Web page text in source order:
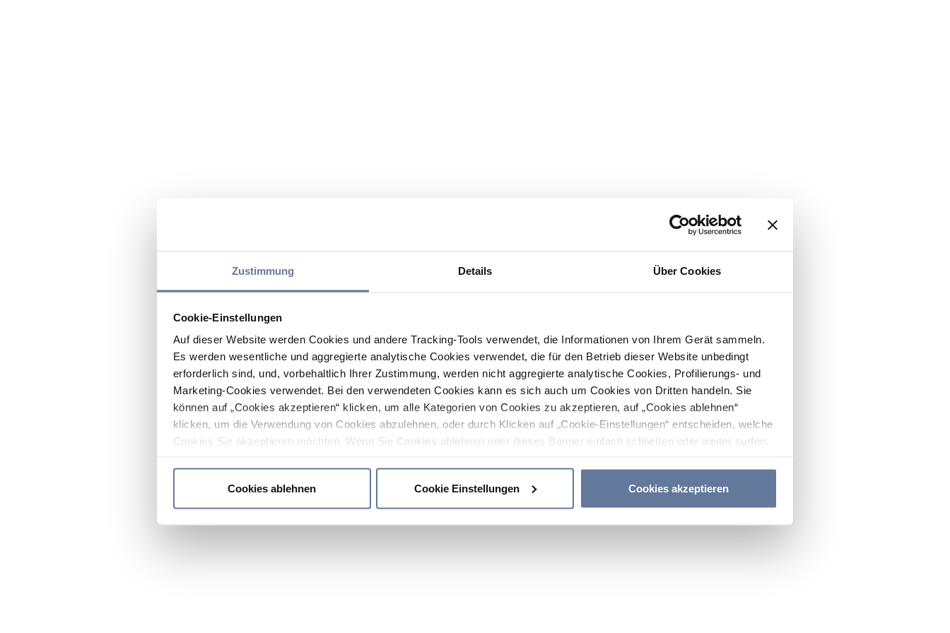
Zustimmung Details Über Cookies
Cookie-Einstellungen
Auf dieser Website werden Cookies und andere Tracking-Tools verwendet, die Informationen von Ihrem Gerät sammeln.
Es werden wesentliche und aggregierte analytische Cookies verwendet, die für den Betrieb dieser Website unbedingt
erforderlich sind, und, vorbehaltlich Ihrer Zustimmung, werden nicht aggregierte analytische Cookies, Profilierungs- und
Marketing-Cookies verwendet. Bei den verwendeten Cookies kann es sich auch um Cookies von Dritten handeln. Sie
können auf „Cookies akzeptieren“ klicken, um alle Kategorien von Cookies zu akzeptieren, auf „Cookies ablehnen“
klicken, um die Verwendung von Cookies abzulehnen, oder durch Klicken auf „Cookie-Einstellungen“ entscheiden, welche
Cookies Sie akzeptieren möchten. Wenn Sie Cookies ablehnen oder dieses Banner einfach schließen oder weiter surfen,
Cookies ablehnen
Cookie Einstellungen Cookies akzeptieren